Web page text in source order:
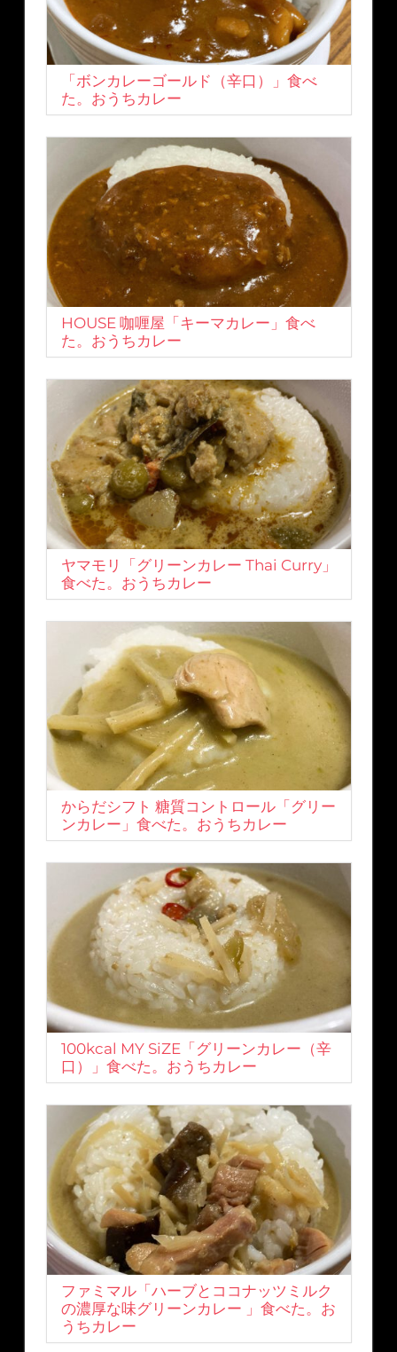
「ボンカレーゴールド（辛口）」食べ
た。おうちカレー
HOUSE 咖喱屋「キーマカレー」食べ
た。おうちカレー
ヤマモリ「グリーンカレー Thai Curry」
食べた。おうちカレー
からだシフト 糖質コントロール「グリー
ンカレー」食べた。おうちカレー
100kcal MY SiZE「グリーンカレー（辛
口）」食べた。おうちカレー
ファミマル「ハーブとココナッツミルク
の濃厚な味グリーンカレー 」食べた。お
うちカレー